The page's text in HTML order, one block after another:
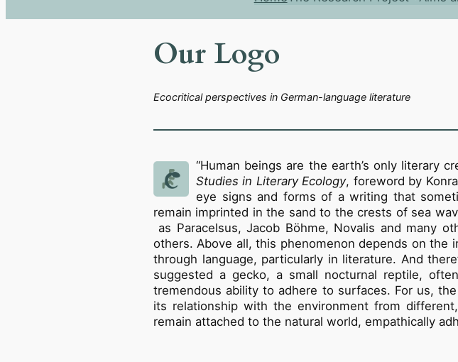
Our Logo
Ecocritical perspectives in German-language literature
“Human beings are the earth’s only literary
Studies in Literary Ecology, foreword by
eye signs and forms of a writing that
remain imprinted in the sand to the crests of sea
as Paracelsus, Jacob Böhme, Novalis and many
others. Above all, this phenomenon depends on the
through language, particularly in literature. And
suggested a gecko, a small nocturnal reptile,
tremendous ability to adhere to surfaces. For us,
its relationship with the environment from
remain attached to the natural world, empathically